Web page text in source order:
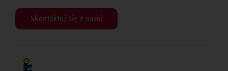
Skontaktuj się z nami